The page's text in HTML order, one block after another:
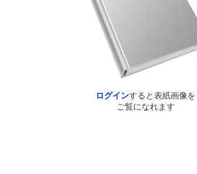
ログインすると表紙画像を
ご覧になれます